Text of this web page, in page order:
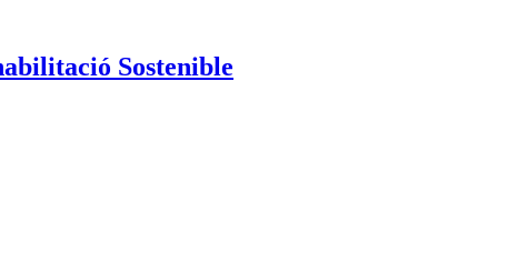
Sostenible